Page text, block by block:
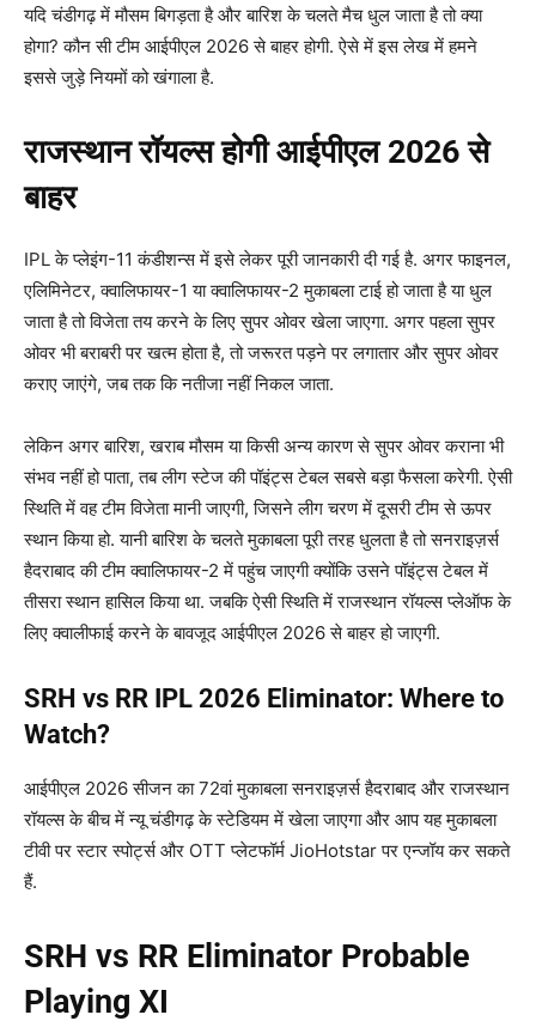
यदि चंडीगढ़ में मौसम बिगड़ता है और बारिश के चलते मैच धुल जाता है तो क्या
होगा? कौन सी टीम आईपीएल 2026 से बाहर होगी. ऐसे में इस लेख में हमने
इससे जुड़े नियमों को खंगाला है.
राजस्थान रॉयल्स होगी आईपीएल 2026 से
बाहर
IPL के प्लेइंग-11 कंडीशन्स में इसे लेकर पूरी जानकारी दी गई है. अगर फाइनल,
एलिमिनेटर, क्वालिफायर-1 या क्वालिफायर-2 मुकाबला टाई हो जाता है या धुल
जाता है तो विजेता तय करने के लिए सुपर ओवर खेला जाएगा. अगर पहला सुपर
ओवर भी बराबरी पर खत्म होता है, तो जरूरत पड़ने पर लगातार और सुपर ओवर
कराए जाएंगे, जब तक कि नतीजा नहीं निकल जाता.
लेकिन अगर बारिश, खराब मौसम या किसी अन्य कारण से सुपर ओवर कराना भी
संभव नहीं हो पाता, तब लीग स्टेज की पॉइंट्स टेबल सबसे बड़ा फैसला करेगी. ऐसी
स्थिति में वह टीम विजेता मानी जाएगी, जिसने लीग चरण में दूसरी टीम से ऊपर
स्थान किया हो. यानी बारिश के चलते मुकाबला पूरी तरह धुलता है तो सनराइज़र्स
हैदराबाद की टीम क्वालिफायर-2 में पहुंच जाएगी क्योंकि उसने पॉइंट्स टेबल में
तीसरा स्थान हासिल किया था. जबकि ऐसी स्थिति में राजस्थान रॉयल्स प्लेऑफ के
लिए क्वालीफाई करने के बावजूद आईपीएल 2026 से बाहर हो जाएगी.
SRH vs RR IPL 2026 Eliminator: Where to
Watch?
आईपीएल 2026 सीजन का 72वां मुकाबला सनराइज़र्स हैदराबाद और राजस्थान
रॉयल्स के बीच में न्यू चंडीगढ़ के स्टेडियम में खेला जाएगा और आप यह मुकाबला
टीवी पर स्टार स्पोर्ट्स और OTT प्लेटफॉर्म JioHotstar पर एन्जॉय कर सकते
हैं.
SRH vs RR Eliminator Probable
Playing XI